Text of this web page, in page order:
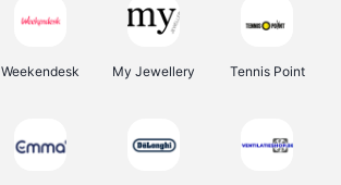
Weekendesk My Jewellery Tennis Point